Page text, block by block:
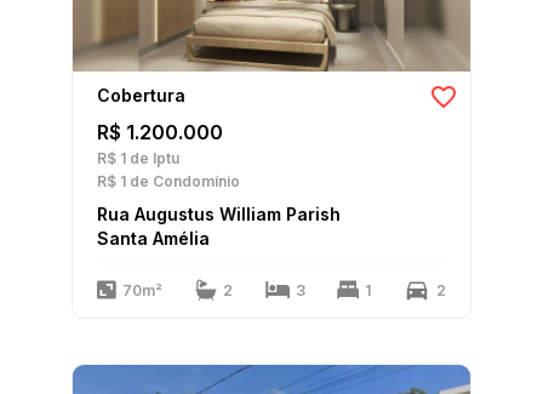
Cobertura
R$ 1.200.000
R$ 1 de Iptu
R$ 1 de Condomínio
Rua Augustus William Parish
Santa Amélia
70m² 2 3 1 2